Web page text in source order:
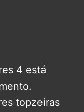
4 está
topzeiras